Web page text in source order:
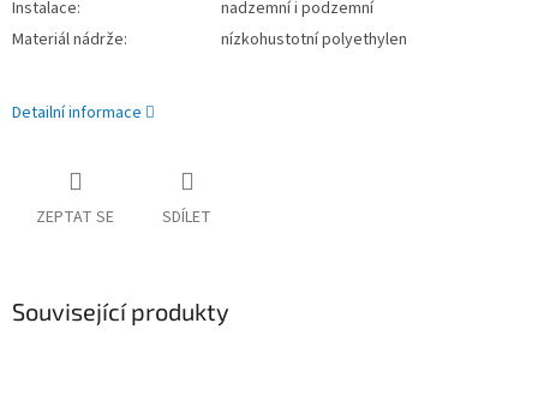
Instalace:
nadzemní i podzemní
Materiál nádrže:
nízkohustotní polyethylen
Detailní informace
ZEPTAT SE SDÍLET
Související produkty